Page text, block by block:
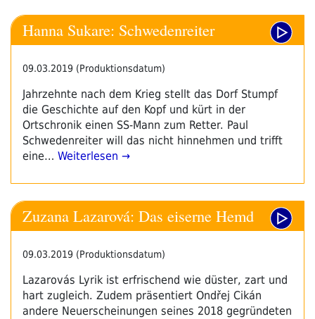
Hanna Sukare: Schwedenreiter
09.03.2019 (Produktionsdatum)
Jahrzehnte nach dem Krieg stellt das Dorf Stumpf
die Geschichte auf den Kopf und kürt in der
Ortschronik einen SS-Mann zum Retter. Paul
Schwedenreiter will das nicht hinnehmen und trifft
eine… Weiterlesen →
Zuzana Lazarová: Das eiserne Hemd
09.03.2019 (Produktionsdatum)
Lazarovás Lyrik ist erfrischend wie düster, zart und
hart zugleich. Zudem präsentiert Ondřej Cikán
andere Neuerscheinungen seines 2018 gegründeten